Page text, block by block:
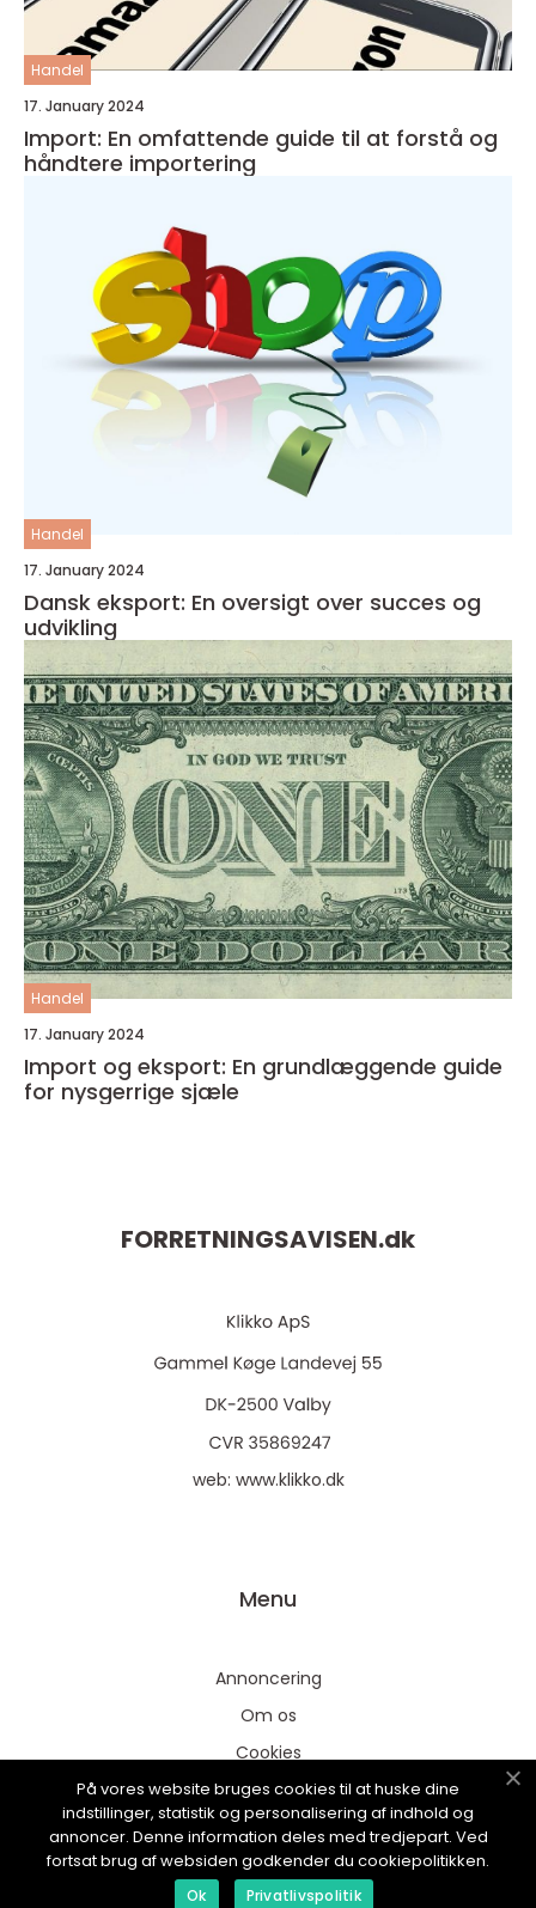
Handel
17. January 2024
Import: En omfattende guide til at forstå og
håndtere importering
Handel
17. January 2024
Dansk eksport: En oversigt over succes og
udvikling
Handel
17. January 2024
Import og eksport: En grundlæggende guide
for nysgerrige sjæle
FORRETNINGSAVISEN.dk
web: www.klikko.dk
Menu
Annoncering
Om os
Cookies
Kontakt os
Sitemap
På vores website bruges cookies til at huske dine
indstillinger, statistik og personalisering af indhold og
annoncer. Denne information deles med tredjepart. Ved
fortsat brug af websiden godkender du cookiepolitikken.
Ok Privatlivspolitik